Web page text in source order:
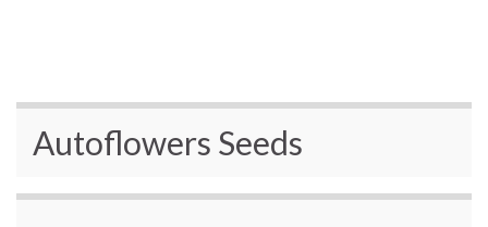
Autoflowers Seeds